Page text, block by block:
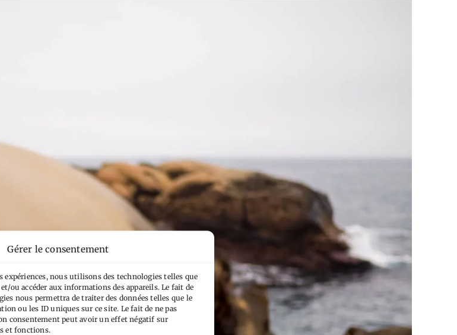
Gérer le consentement
nous utilisons des technologies telles que
ou accéder aux informations des appareils. Le fait de
nous permettra de traiter des données telles que le
ou les ID uniques sur ce site. Le fait de ne pas
consentement peut avoir un effet négatif sur
et fonctions.